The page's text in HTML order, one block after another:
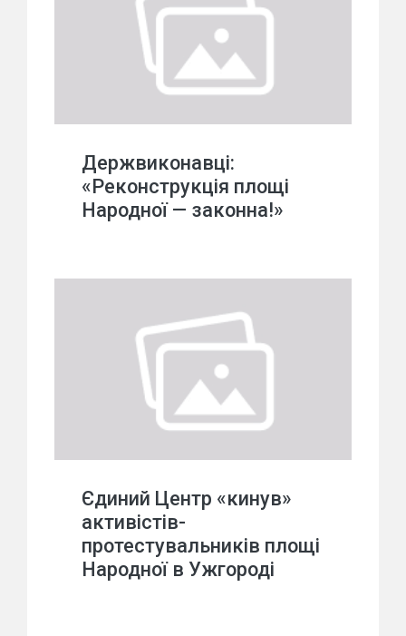
Держвиконавці:
«Реконструкція площі
Народної — законна!»
Єдиний Центр «кинув»
активістів-
протестувальників площі
Народної в Ужгороді